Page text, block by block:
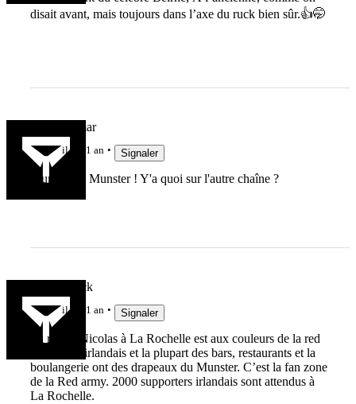
disait avant, mais toujours dans l’axe du ruck bien sûr.👍🤭
Schloukamar
il y a 1 an Signaler
Munster vs Munster ! Y'a quoi sur l'autre chaîne ?
Yellowblack
il y a 1 an Signaler
La rue St Nicolas à La Rochelle est aux couleurs de la red
army. Pub irlandais et la plupart des bars, restaurants et la
boulangerie ont des drapeaux du Munster. C’est la fan zone
de la Red army. 2000 supporters irlandais sont attendus à
La Rochelle.